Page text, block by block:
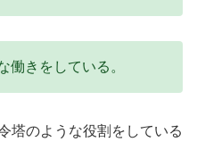
働きをしている。
塔のような役割をしている